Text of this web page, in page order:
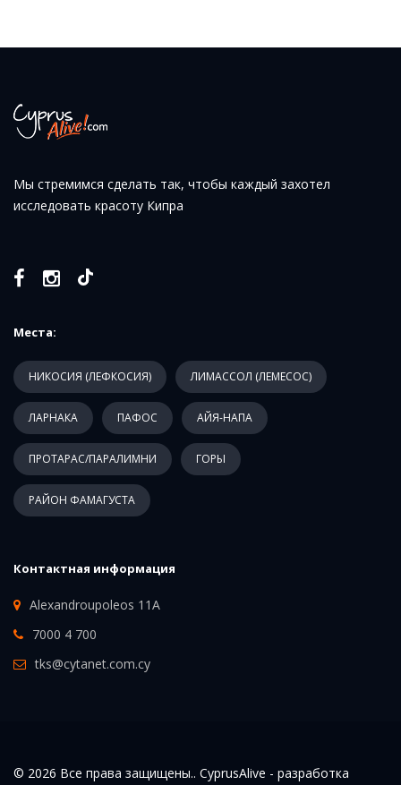
Мы стремимся сделать так, чтобы каждый захотел
исследовать красоту Кипра
Места:
НИКОСИЯ (ЛЕФКОСИЯ) ЛИМАССОЛ (ЛЕМЕСОС)
ЛАРНАКА ПАФОС АЙЯ-НАПА
ПРОТАРАС/ПАРАЛИМНИ ГОРЫ
РАЙОН ФАМАГУСТА
Контактная информация
Alexandroupoleos 11A
7000 4 700
tks@cytanet.com.cy
© 2026 Все права защищены.. CyprusAlive - разработка